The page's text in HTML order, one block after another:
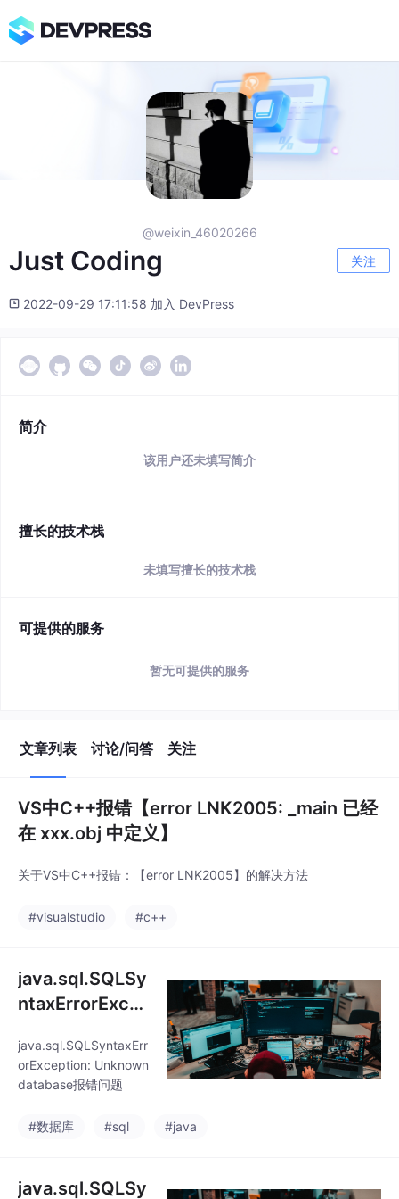
@weixin_46020266
Just Coding 关注
2022-09-29 17:11:58 加入 DevPress
简介
该用户还未填写简介
擅长的技术栈
未填写擅长的技术栈
可提供的服务
暂无可提供的服务
文章列表 讨论/问答 关注
VS中C++报错【error LNK2005: _main 已经
在 xxx.obj 中定义】
关于VS中C++报错：【error LNK2005】的解决方法
#visualstudio #c++
java.sql.SQLSy
ntaxErrorExce
n database报错
问题
java.sql.SQLSyntaxErr
orException: Unknown
database报错问题
#数据库 #sql #java
java.sql.SQLSy